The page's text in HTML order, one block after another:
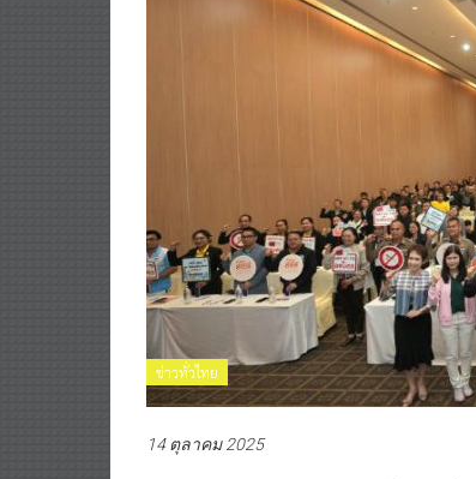
ข่าวทั่วไทย
14 ตุลาคม 2025